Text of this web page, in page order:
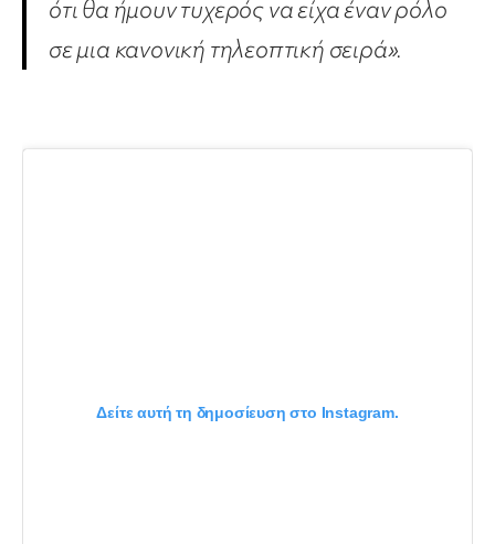
ότι θα ήμουν τυχερός να είχα έναν ρόλο
σε μια κανονική τηλεοπτική σειρά».
Δείτε αυτή τη δημοσίευση στο Instagram.